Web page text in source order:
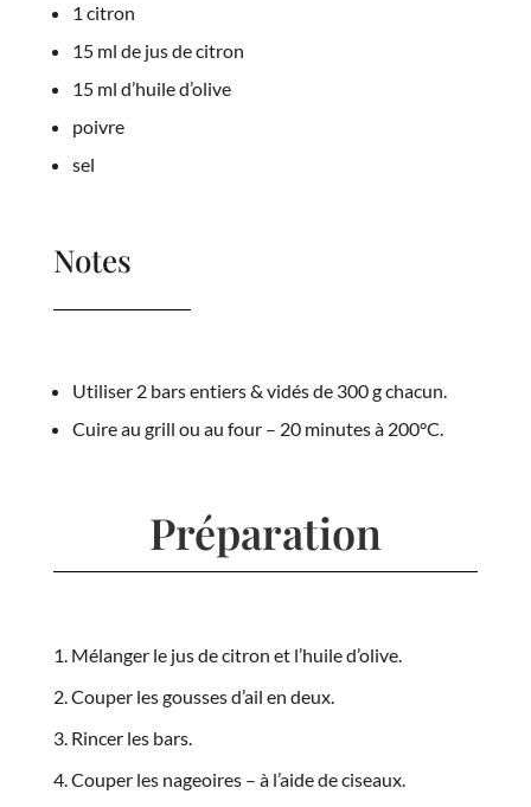
1 citron
15 ml de jus de citron
15 ml d’huile d’olive
poivre
sel
Notes
Utiliser 2 bars entiers & vidés de 300 g chacun.
Cuire au grill ou au four – 20 minutes à 200°C.
Préparation
Mélanger le jus de citron et l’huile d’olive.
Couper les gousses d’ail en deux.
Rincer les bars.
Couper les nageoires – à l’aide de ciseaux.